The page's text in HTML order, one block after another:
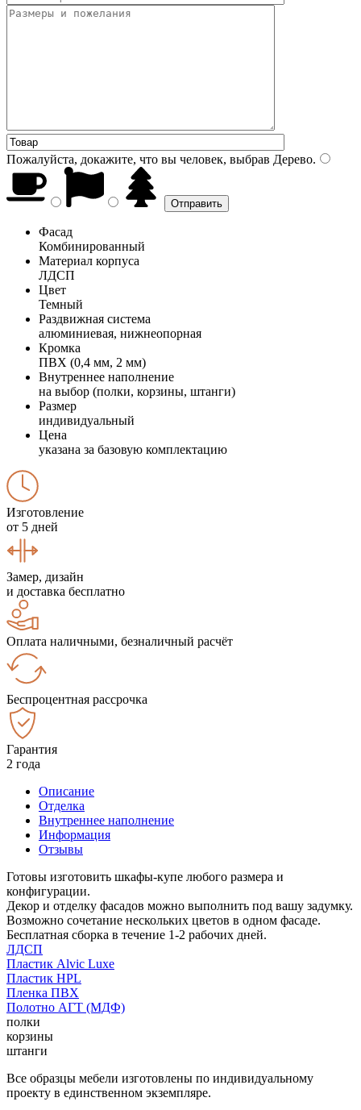
Пожалуйста, докажите, что вы человек, выбрав Дерево.
Фасад
Комбинированный
Материал корпуса
ЛДСП
Цвет
Темный
Раздвижная система
алюминиевая, нижнеопорная
Кромка
ПВХ (0,4 мм, 2 мм)
Внутреннее наполнение
на выбор (полки, корзины, штанги)
Размер
индивидуальный
Цена
указана за базовую комплектацию
Изготовление
от 5 дней
Замер, дизайн
и доставка бесплатно
Оплата наличными, безналичный расчёт
Беспроцентная рассрочка
Гарантия
2 года
Описание
Отделка
Внутреннее наполнение
Информация
Отзывы
Готовы изготовить шкафы-купе любого размера и
конфигурации.
Декор и отделку фасадов можно выполнить под вашу задумку.
Возможно сочетание нескольких цветов в одном фасаде.
Бесплатная сборка в течение 1-2 рабочих дней.
ЛДСП
Пластик Alvic Luxe
Пластик HPL
Пленка ПВХ
Полотно АГТ (МДФ)
полки
корзины
штанги
Все образцы мебели изготовлены по индивидуальному
проекту в единственном экземпляре.